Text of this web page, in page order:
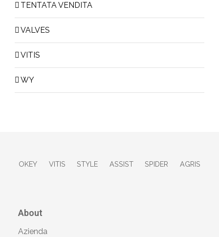
TENTATA VENDITA
VALVES
VITIS
WY
OKEY VITIS STYLE ASSIST SPIDER AGRIS
About
Azienda